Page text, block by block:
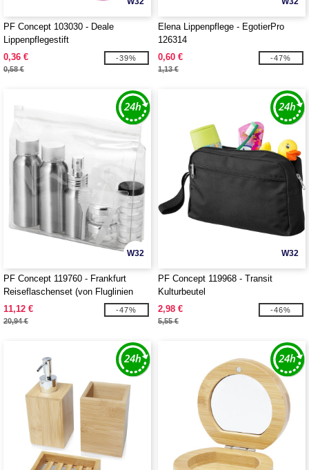
PF Concept 103030 - Deale
Lippenpflegestift
0,36 €
0,58 €
-39%
Elena Lippenpflege - EgotierPro
126314
0,60 €
1,13 €
-47%
W32
PF Concept 119760 - Frankfurt
Reiseflaschenset (von Fluglinien
zugelassen)
11,12 €
20,94 €
-47%
W32
PF Concept 119968 - Transit
Kulturbeutel
2,98 €
5,55 €
-46%